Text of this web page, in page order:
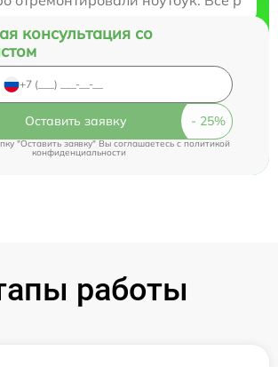
консультация со
Оставить заявку
"Оставить заявку" Вы соглашаетесь cполитикой
конфиденциальности
работы